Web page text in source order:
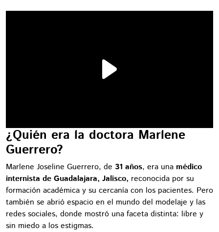
¿Quién era la doctora Marlene
Guerrero?
Marlene Joseline Guerrero, de 31 años, era una médico
internista de Guadalajara, Jalisco, reconocida por su
formación académica y su cercanía con los pacientes. Pero
también se abrió espacio en el mundo del modelaje y las
redes sociales, donde mostró una faceta distinta: libre y
sin miedo a los estigmas.